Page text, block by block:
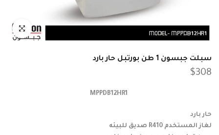
انقر للتكبير
سبلت جبسون 1 طن بورتبل حار بارد
$308
حار بارد
لغاز المستخدم R410 صديق للبيئه